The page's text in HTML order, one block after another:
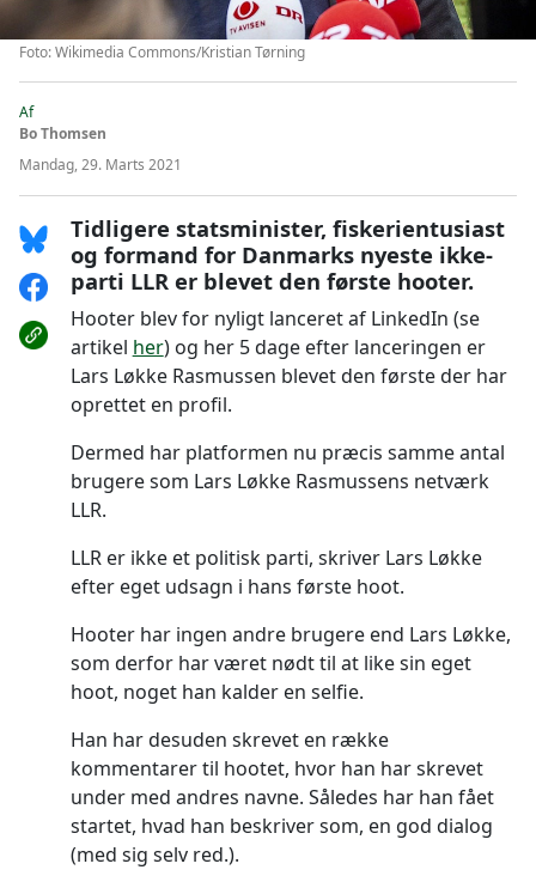
Foto: Wikimedia Commons/Kristian Tørning
Af
Bo Thomsen
Mandag, 29. Marts 2021
Tidligere statsminister, fiskerientusiast
og formand for Danmarks nyeste ikke-
parti LLR er blevet den første hooter.
Hooter blev for nyligt lanceret af LinkedIn (se
artikel her) og her 5 dage efter lanceringen er
Lars Løkke Rasmussen blevet den første der har
oprettet en profil.
Dermed har platformen nu præcis samme antal
brugere som Lars Løkke Rasmussens netværk
LLR.
LLR er ikke et politisk parti, skriver Lars Løkke
efter eget udsagn i hans første hoot.
Hooter har ingen andre brugere end Lars Løkke,
som derfor har været nødt til at like sin eget
hoot, noget han kalder en selfie.
Han har desuden skrevet en række
kommentarer til hootet, hvor han har skrevet
under med andres navne. Således har han fået
startet, hvad han beskriver som, en god dialog
(med sig selv red.).